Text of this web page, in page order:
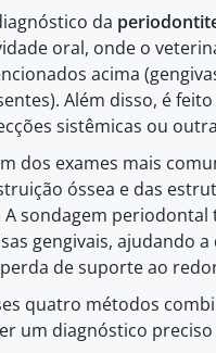
da
oral, onde o
acima
Além disso, é
sistêmicas ou
dos exames mais
óssea e das
A sondagem
gengivais, ajudando
de suporte ao
quatro métodos
um diagnóstico preciso